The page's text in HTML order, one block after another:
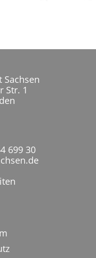
Sachsen
Str. 1
699 30